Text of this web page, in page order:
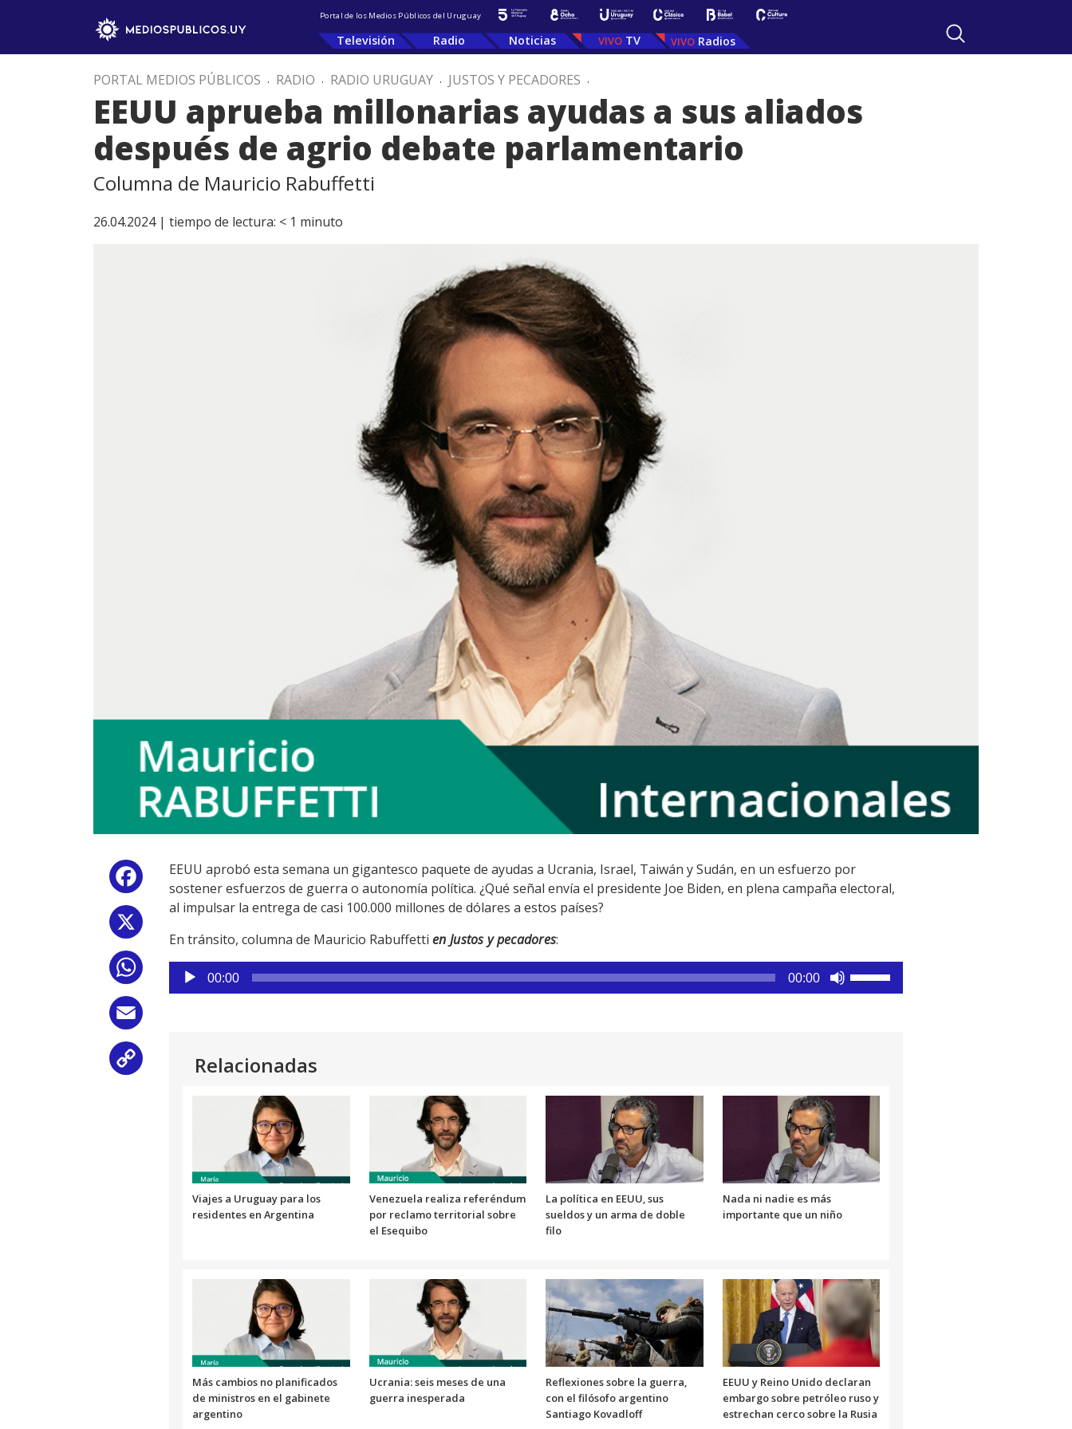
Portal de los Medios Públicos del Uruguay
Televisión Radio Noticias TV Radios
PORTAL MEDIOS PÚBLICOS . RADIO . RADIO URUGUAY . JUSTOS Y PECADORES .
EEUU aprueba millonarias ayudas a sus aliados
después de agrio debate parlamentario
Columna de Mauricio Rabuffetti
26.04.2024 | tiempo de lectura: < 1 minuto
Facebook
WhatsApp
EEUU aprobó esta semana un gigantesco paquete de ayudas a Ucrania, Israel, Taiwán y Sudán, en un esfuerzo por
sostener esfuerzos de guerra o autonomía política. ¿Qué señal envía el presidente Joe Biden, en plena campaña electoral,
al impulsar la entrega de casi 100.000 millones de dólares a estos países?
En tránsito, columna de Mauricio Rabuffetti en Justos y pecadores:
Reproductor
de
00:00 00:00
aumentar
el
volumen.
Relacionadas
Viajes a Uruguay para los
residentes en Argentina
Venezuela realiza referéndum
por reclamo territorial sobre
el Esequibo
La política en EEUU, sus
sueldos y un arma de doble
filo
Nada ni nadie es más
importante que un niño
Más cambios no planificados
de ministros en el gabinete
argentino
Ucrania: seis meses de una
guerra inesperada
Reflexiones sobre la guerra,
con el filósofo argentino
Santiago Kovadloff
EEUU y Reino Unido declaran
embargo sobre petróleo ruso y
estrechan cerco sobre la Rusia